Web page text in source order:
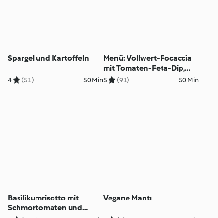
Spargel und Kartoffeln
4 (51) 50 Min
Menü: Vollwert-Focaccia
mit Tomaten-Feta-Dip,
Erdbeertraum
5 (91) 50 Min
Basilikumrisotto mit
Schmortomaten und
Vegane Mantı